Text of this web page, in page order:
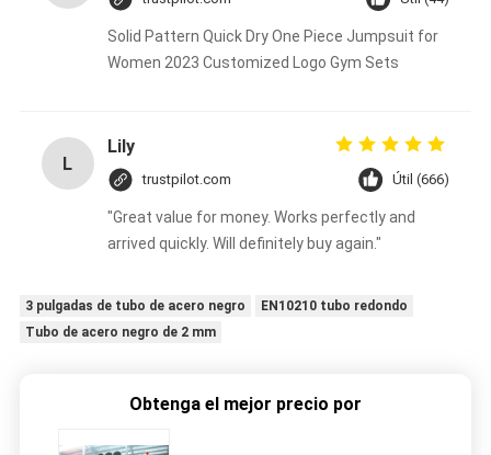
Solid Pattern Quick Dry One Piece Jumpsuit for
Women 2023 Customized Logo Gym Sets
L
Lily
trustpilot.com Útil (666)
"Great value for money. Works perfectly and
arrived quickly. Will definitely buy again."
3 pulgadas de tubo de acero negro
EN10210 tubo redondo
Tubo de acero negro de 2 mm
Obtenga el mejor precio por